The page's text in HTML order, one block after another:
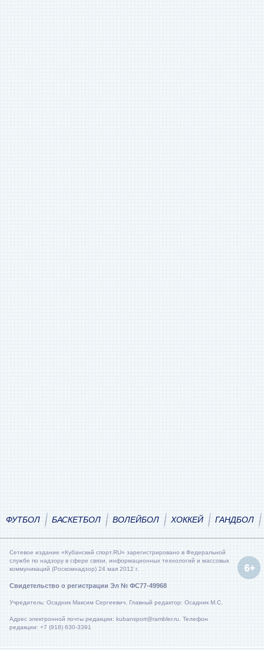
ФУТБОЛ БАСКЕТБОЛ ВОЛЕЙБОЛ ХОККЕЙ ГАНДБОЛ
Сетевое издание «Кубанский спорт.RU» зарегистрировано в Федеральной
службе по надзору в сфере связи, информационных технологий и массовых
коммуникаций (Роскомнадзор) 24 мая 2012 г.
Свидетельство о регистрации Эл № ФС77-49968
Учредитель: Осадник Максим Сергеевич. Главный редактор: Осадник М.С.
Адрес электронной почты редакции: kubansport@rambler.ru. Телефон
редакции: +7 (918) 630-3391